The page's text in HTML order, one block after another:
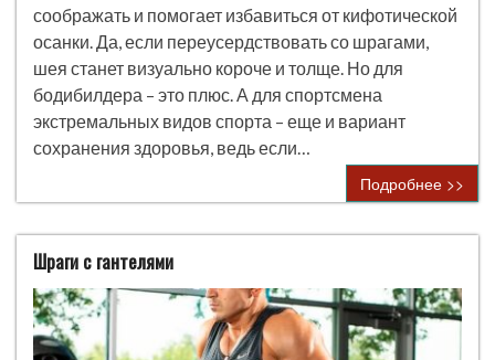
соображать и помогает избавиться от кифотической
осанки. Да, если переусердствовать со шрагами,
шея станет визуально короче и толще. Но для
бодибилдера – это плюс. А для спортсмена
экстремальных видов спорта – еще и вариант
сохранения здоровья, ведь если…
Подробнее >>
Шраги с гантелями